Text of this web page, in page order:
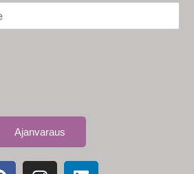
Ajanvaraus